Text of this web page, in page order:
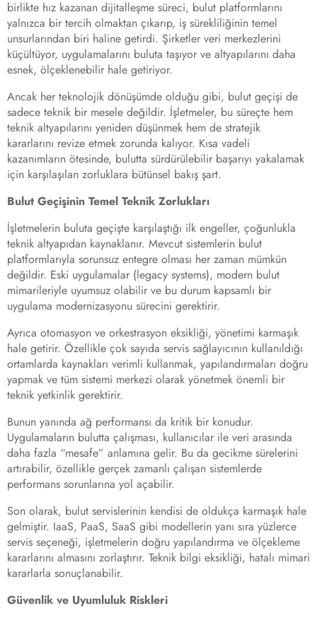
birlikte hız kazanan dijitalleşme süreci, bulut platformlarını
yalnızca bir tercih olmaktan çıkarıp, iş sürekliliğinin temel
unsurlarından biri haline getirdi. Şirketler veri merkezlerini
küçültüyor, uygulamalarını buluta taşıyor ve altyapılarını daha
esnek, ölçeklenebilir hale getiriyor.
Ancak her teknolojik dönüşümde olduğu gibi, bulut geçişi de
sadece teknik bir mesele değildir. İşletmeler, bu süreçte hem
teknik altyapılarını yeniden düşünmek hem de stratejik
kararlarını revize etmek zorunda kalıyor. Kısa vadeli
kazanımların ötesinde, bulutta sürdürülebilir başarıyı yakalamak
için karşılaşılan zorluklara bütünsel bakış şart.
Bulut Geçişinin Temel Teknik Zorlukları
İşletmelerin buluta geçişte karşılaştığı ilk engeller, çoğunlukla
teknik altyapıdan kaynaklanır. Mevcut sistemlerin bulut
platformlarıyla sorunsuz entegre olması her zaman mümkün
değildir. Eski uygulamalar (legacy systems), modern bulut
mimarileriyle uyumsuz olabilir ve bu durum kapsamlı bir
uygulama modernizasyonu sürecini gerektirir.
Ayrıca otomasyon ve orkestrasyon eksikliği, yönetimi karmaşık
hale getirir. Özellikle çok sayıda servis sağlayıcının kullanıldığı
ortamlarda kaynakları verimli kullanmak, yapılandırmaları doğru
yapmak ve tüm sistemi merkezi olarak yönetmek önemli bir
teknik yetkinlik gerektirir.
Bunun yanında ağ performansı da kritik bir konudur.
Uygulamaların bulutta çalışması, kullanıcılar ile veri arasında
daha fazla “mesafe” anlamına gelir. Bu da gecikme sürelerini
artırabilir, özellikle gerçek zamanlı çalışan sistemlerde
performans sorunlarına yol açabilir.
Son olarak, bulut servislerinin kendisi de oldukça karmaşık hale
gelmiştir. IaaS, PaaS, SaaS gibi modellerin yanı sıra yüzlerce
servis seçeneği, işletmelerin doğru yapılandırma ve ölçekleme
kararlarını almasını zorlaştırır. Teknik bilgi eksikliği, hatalı mimari
kararlarla sonuçlanabilir.
Güvenlik ve Uyumluluk Riskleri